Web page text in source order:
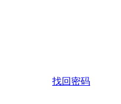
找回密码